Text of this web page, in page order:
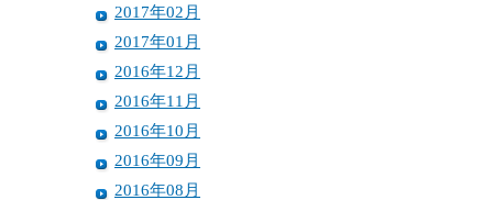
2017年02月
2017年01月
2016年12月
2016年11月
2016年10月
2016年09月
2016年08月